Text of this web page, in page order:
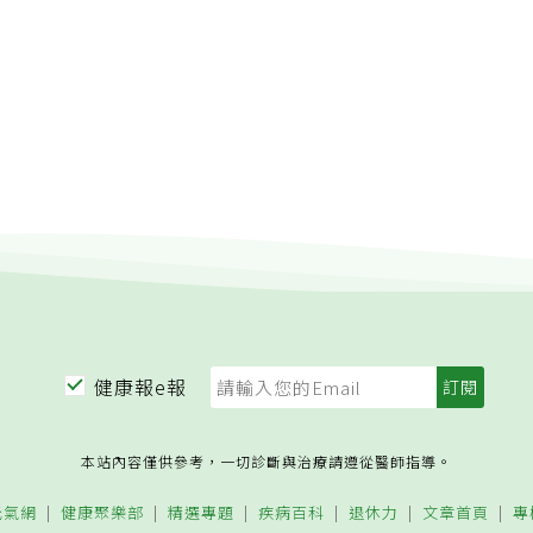
健康報e報
本站內容僅供參考，一切診斷與治療請遵從醫師指導。
網 健康聚樂部 精選專題 疾病百科 退休力 文章首頁